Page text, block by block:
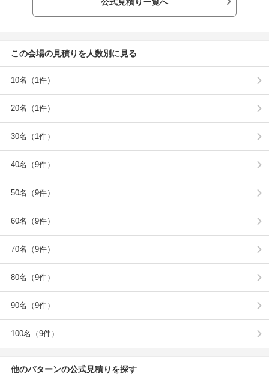
この会場の見積りを人数別に見る
10名（1件）
20名（1件）
30名（1件）
40名（9件）
50名（9件）
60名（9件）
70名（9件）
80名（9件）
90名（9件）
100名（9件）
他のパターンの公式見積りを探す